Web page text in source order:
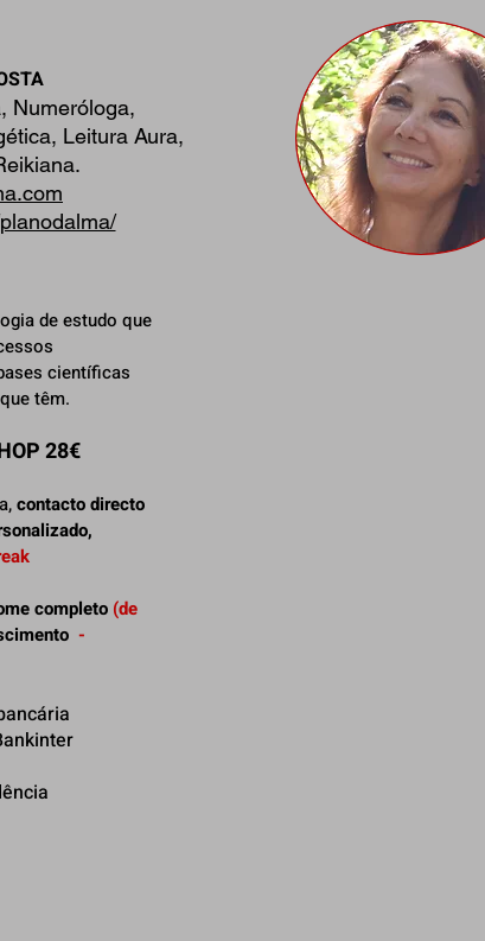
Numeróloga,
Leitura Aura,
de estudo que
científicas
têm.
28€
contacto directo
completo (de
-